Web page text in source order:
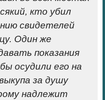
кто убил
свидетелей
Один же
показания
осудили его на
за душу
надлежит